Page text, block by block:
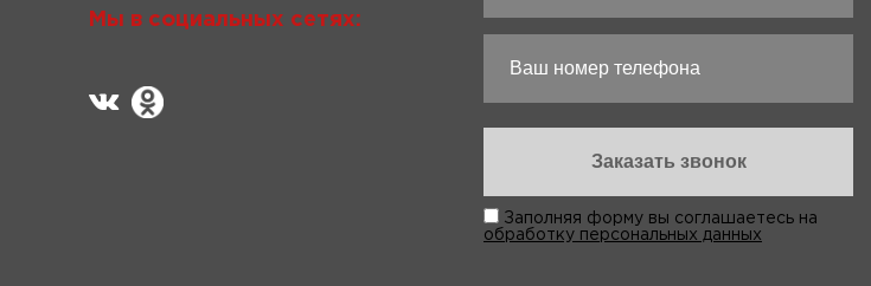
Мы в социальных сетях:
Заполняя форму вы соглашаетесь на
обработку персональных данных